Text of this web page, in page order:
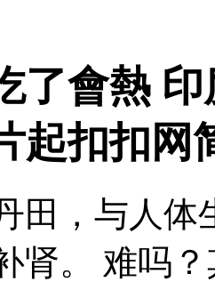
了會熱
起扣扣网
田，与人
肾。 难吗